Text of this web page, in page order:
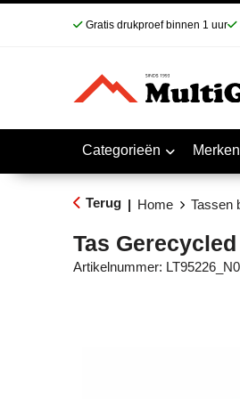
Gratis drukproef binnen 1 uur
Categorieën Merken
Terug | Home Tassen
Tas
Artikelnummer: